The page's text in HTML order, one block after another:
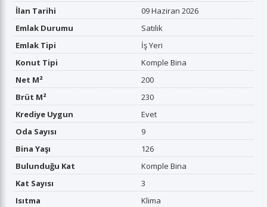
İlan Tarihi
09 Haziran 2026
Emlak Durumu
Satılık
Emlak Tipi
İş Yeri
Konut Tipi
Komple Bina
Net M²
200
Brüt M²
230
Krediye Uygun
Evet
Oda Sayısı
9
Bina Yaşı
126
Bulunduğu Kat
Komple Bina
Kat Sayısı
3
Isıtma
Klima